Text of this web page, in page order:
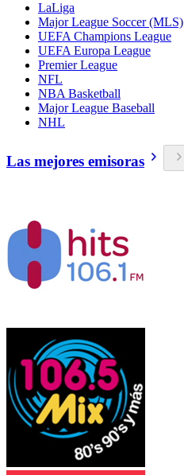
LaLiga
Major League Soccer (MLS)
UEFA Champions League
UEFA Europa League
Premier League
NFL
NBA Basketball
Major League Baseball
NHL
Las mejores emisoras